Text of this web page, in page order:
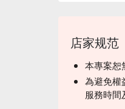
店家规范
本專案恕
為避免權
服務時間